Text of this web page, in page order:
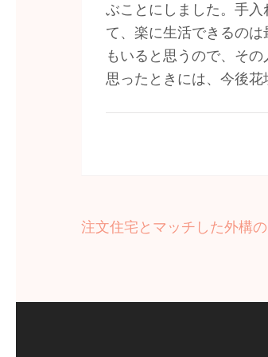
ぶことにしました。手
て、楽に生活できるの
もいると思うので、そ
思ったときには、今後花
投
ビ
注文住宅とマッチした外構